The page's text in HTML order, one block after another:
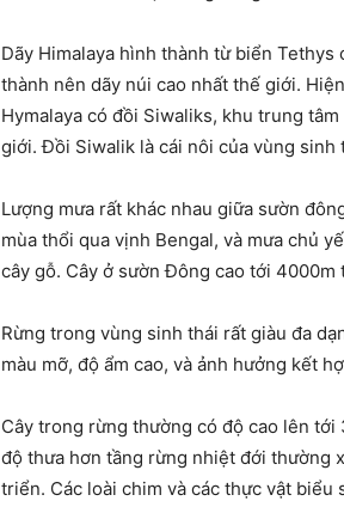
Dãy Himalaya hình thành từ biển Tethys
thành nên dãy núi cao nhất thế giới.
Hymalaya có đồi Siwaliks, khu trung
giới. Đồi Siwalik là cái nôi của vùng sinh
Lượng mưa rất khác nhau giữa sườn
mùa thổi qua vịnh Bengal, và mưa chủ
cây gỗ. Cây ở sườn Đông cao tới
Rừng trong vùng sinh thái rất giàu đa
màu mỡ, độ ẩm cao, và ảnh hưởng kết
Cây trong rừng thường có độ cao lên
độ thưa hơn tầng rừng nhiệt đới thường
triển. Các loài chim và các thực vật